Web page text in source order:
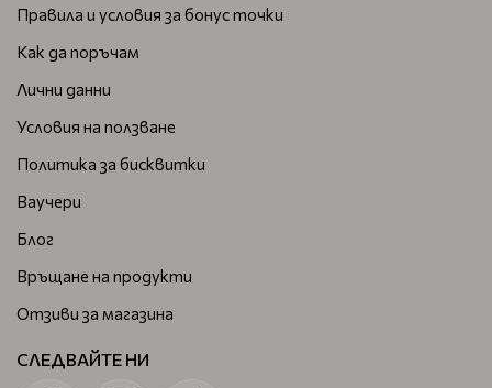
Правила и условия за бонус точки
Как да поръчам
Лични данни
Условия на ползване
Политика за бисквитки
Ваучери
Блог
Връщане на продукти
Отзиви за магазина
СЛЕДВАЙТЕ НИ